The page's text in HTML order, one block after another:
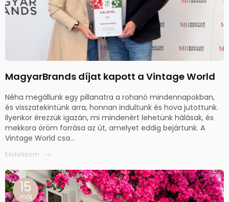
MagyarBrands díjat kapott a Vintage World
Néha megállunk egy pillanatra a rohanó mindennapokban,
és visszatekintünk arra, honnan indultunk és hova jutottunk.
Ilyenkor érezzük igazán, mi mindenért lehetünk hálásak, és
mekkora öröm forrása az út, amelyet eddig bejártunk. A
Vintage World csa...
Elolvasom
15
máj